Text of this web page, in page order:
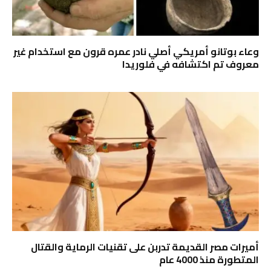
وعاء بوتانو أمريكي أصلي نادر عمره قرون مع استخدام غير
معروف تم اكتشافه في فلوريدا
أميرات مصر القديمة تدربن على تقنيات الرماية والقتال
المتطورة منذ 4000 عام